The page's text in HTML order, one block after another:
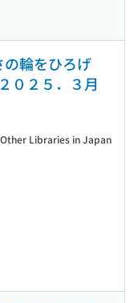
の輪をひろげ
０２５．３月
Other Libraries in Japan